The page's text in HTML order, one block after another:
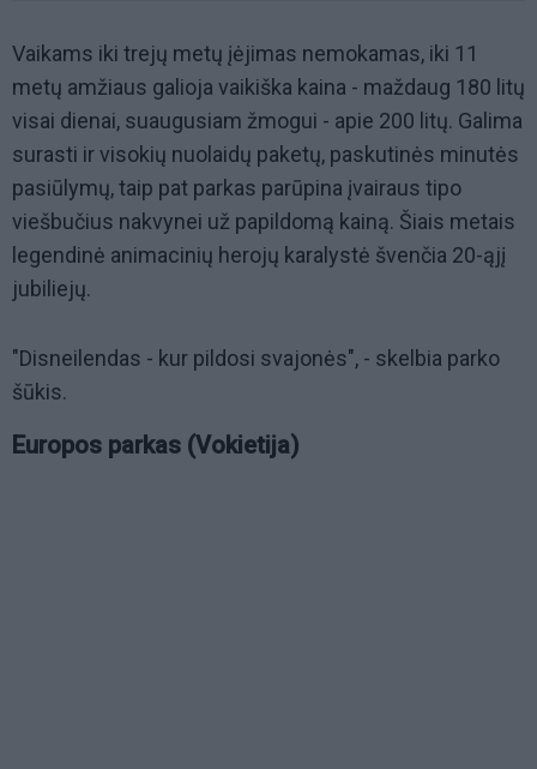
Vaikams iki trejų metų įėjimas nemokamas, iki 11
metų amžiaus galioja vaikiška kaina - maždaug 180 litų
visai dienai, suaugusiam žmogui - apie 200 litų. Galima
surasti ir visokių nuolaidų paketų, paskutinės minutės
pasiūlymų, taip pat parkas parūpina įvairaus tipo
viešbučius nakvynei už papildomą kainą. Šiais metais
legendinė animacinių herojų karalystė švenčia 20-ąjį
jubiliejų.
"Disneilendas - kur pildosi svajonės", - skelbia parko
šūkis.
Europos parkas (Vokietija)